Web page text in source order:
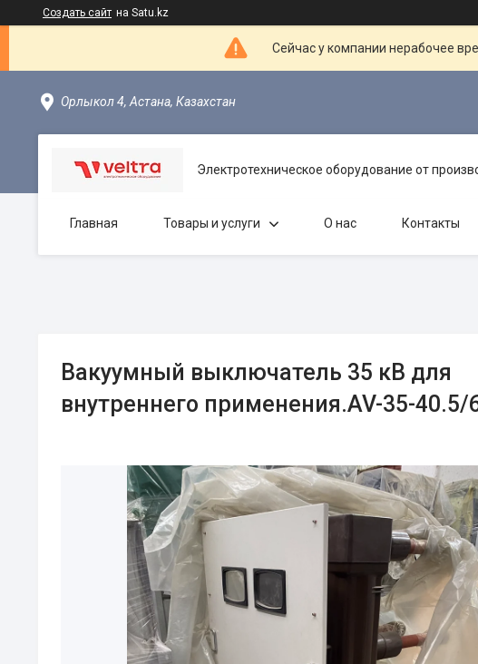
Создать сайт на Satu.kz
Сейчас у компании нерабочее
Орлыкол 4, Астана, Казахстан
Электротехническое оборудование от
Главная Товары и услуги О нас Контакты
Вакуумный выключатель 35 кВ для
внутреннего применения.AV-35-40.5/